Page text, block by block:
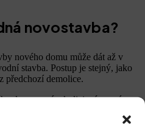
novostavba?
nového domu může dát až v
stavba. Postup je stejný, jako
předchozí demolice.
domu není v kolizi s územním
(jinak by demolice původního
splnění veškerých požadavků
by vám úřad povolení neudělil.